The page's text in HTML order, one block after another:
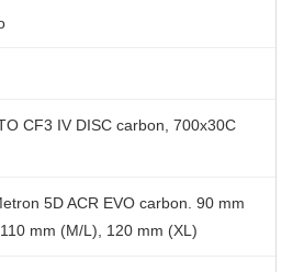
CF3 IV DISC carbon, 700x30C
5D ACR EVO carbon. 90 mm
mm (M/L), 120 mm (XL)